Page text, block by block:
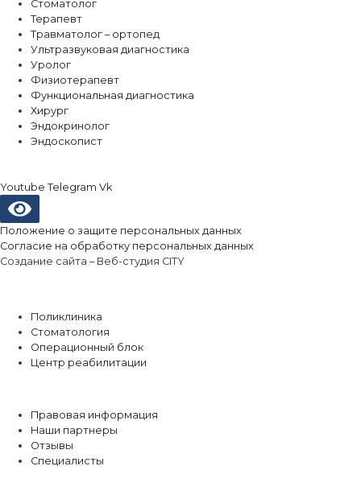
Стоматолог
Терапевт
Травматолог – ортопед
Ультразвуковая диагностика
Уролог
Физиотерапевт
Функциональная диагностика
Хирург
Эндокринолог
Эндоскопист
Youtube Telegram Vk
Положение о защите персональных данных
Согласие на обработку персональных данных
Создание сайта – Веб-студия CITY
Поликлиника
Стоматология
Операционный блок
Центр реабилитации
Правовая информация
Наши партнеры
Отзывы
Специалисты